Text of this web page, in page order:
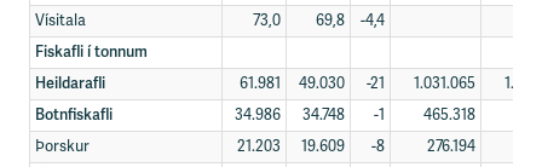
Vísitala
73,0 69,8
-4,4
Fiskafli í tonnum
Heildarafli
61.981 49.030 -21 1.031.065
Botnfiskafli
34.986 34.748 -1 465.318
Þorskur
21.203 19.609 -8 276.194